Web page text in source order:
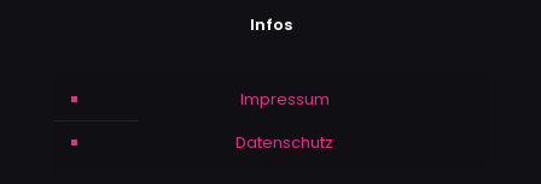
Infos
Impressum
Datenschutz